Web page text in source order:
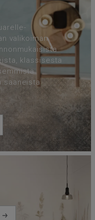
valikoiman
klassisesta
saaneista